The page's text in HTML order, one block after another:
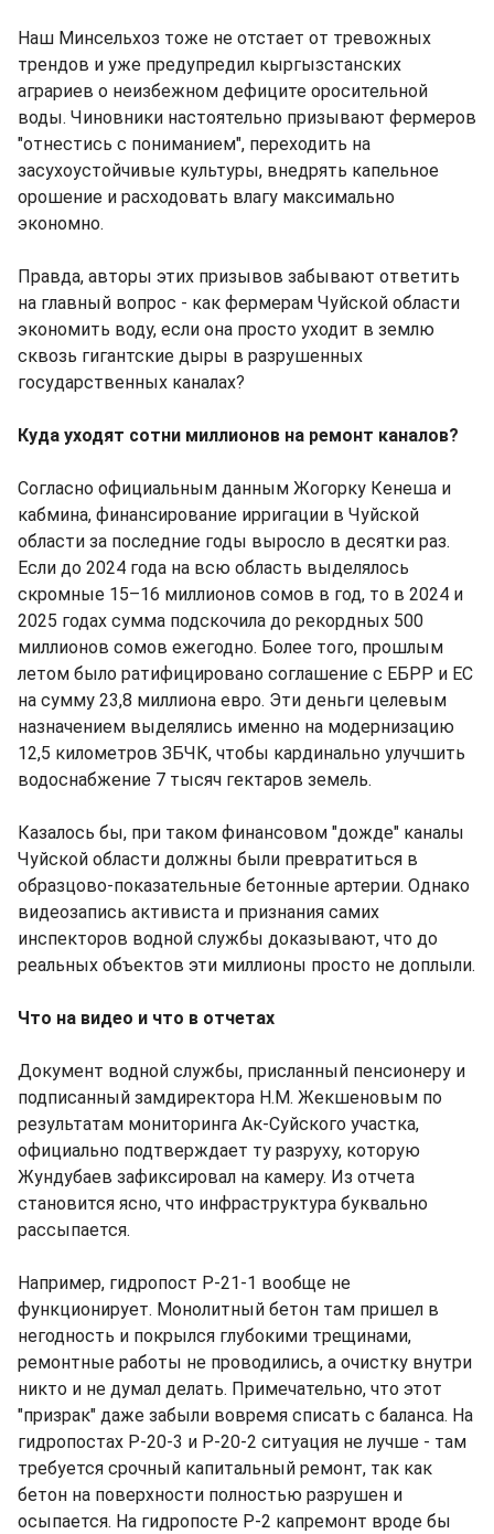
Наш Минсельхоз тоже не отстает от тревожных
трендов и уже предупредил кыргызстанских
аграриев о неизбежном дефиците оросительной
воды. Чиновники настоятельно призывают фермеров
"отнестись с пониманием", переходить на
засухоустойчивые культуры, внедрять капельное
орошение и расходовать влагу максимально
экономно.
Правда, авторы этих призывов забывают ответить
на главный вопрос - как фермерам Чуйской области
экономить воду, если она просто уходит в землю
сквозь гигантские дыры в разрушенных
государственных каналах?
Куда уходят сотни миллионов на ремонт каналов?
Согласно официальным данным Жогорку Кенеша и
кабмина, финансирование ирригации в Чуйской
области за последние годы выросло в десятки раз.
Если до 2024 года на всю область выделялось
скромные 15–16 миллионов сомов в год, то в 2024 и
2025 годах сумма подскочила до рекордных 500
миллионов сомов ежегодно. Более того, прошлым
летом было ратифицировано соглашение с ЕБРР и ЕС
на сумму 23,8 миллиона евро. Эти деньги целевым
назначением выделялись именно на модернизацию
12,5 километров ЗБЧК, чтобы кардинально улучшить
водоснабжение 7 тысяч гектаров земель.
Казалось бы, при таком финансовом "дожде" каналы
Чуйской области должны были превратиться в
образцово-показательные бетонные артерии. Однако
видеозапись активиста и признания самих
инспекторов водной службы доказывают, что до
реальных объектов эти миллионы просто не доплыли.
Что на видео и что в отчетах
Документ водной службы, присланный пенсионеру и
подписанный замдиректора Н.М. Жекшеновым по
результатам мониторинга Ак-Суйского участка,
официально подтверждает ту разруху, которую
Жундубаев зафиксировал на камеру. Из отчета
становится ясно, что инфраструктура буквально
рассыпается.
Например, гидропост Р-21-1 вообще не
функционирует. Монолитный бетон там пришел в
негодность и покрылся глубокими трещинами,
ремонтные работы не проводились, а очистку внутри
никто и не думал делать. Примечательно, что этот
"призрак" даже забыли вовремя списать с баланса. На
гидропостах Р-20-3 и Р-20-2 ситуация не лучше - там
требуется срочный капитальный ремонт, так как
бетон на поверхности полностью разрушен и
осыпается. На гидропосте Р-2 капремонт вроде бы